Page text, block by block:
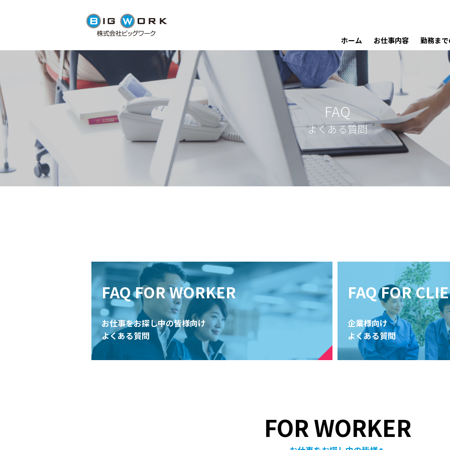
ホーム お仕事内容 勤務ま
FAQ
よくある質問
FAQ FOR WORKER
お仕事をお探し中の皆様向け
よくある質問
FAQ FOR
企業様向け
よくある質問
FOR WORKER